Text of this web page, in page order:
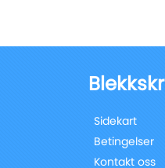
Sidekart
Betingelser
Kontakt oss